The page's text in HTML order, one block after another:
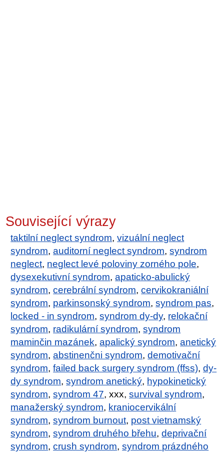
Související výrazy
taktilní neglect syndrom,vizuální neglect
syndrom,auditorní neglect syndrom,syndrom
neglect, neglect levé poloviny zorného pole,
dysexekutivní syndrom,apaticko-abulický
syndrom,cerebrální syndrom,cervikokraniální
syndrom, parkinsonský syndrom,syndrom pas,
locked - in syndrom,syndrom dy-dy, relokační
syndrom, radikulární syndrom,syndrom
maminčin mazánek,apalický syndrom,anetický
syndrom,abstinenčni syndrom,demotivační
syndrom,failed back surgery syndrom (ffss),dy-
dy syndrom,syndrom anetický, hypokinetický
syndrom,syndrom 47, xxx,survival syndrom,
manažerský syndrom, kraniocervikální
syndrom,syndrom burnout, post vietnamský
syndrom,syndrom druhého břehu,deprivační
syndrom,crush syndrom,syndrom prázdného